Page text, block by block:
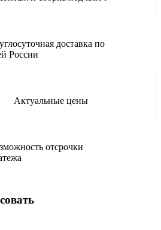
доставка по
России
Актуальные цены
отсрочки